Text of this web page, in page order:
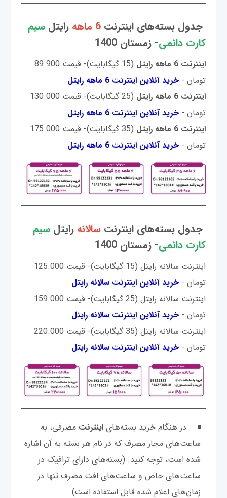
جدول بسته‌های اینترنت6 ماهه رایتلسیم
کارت دائمی- زمستان 1400
اینترنت 6 ماهه رایتل
(15 گیگابایت)- قیمت 89.900
تومان - خرید آنلاین اینترنت 6 ماهه رایتل
اینترنت 6 ماهه رایتل
(25 گیگابایت)- قیمت 130.000
تومان -خرید آنلاین اینترنت 6 ماهه رایتل
اینترنت 6 ماهه رایتل
(35 گیگابایت)- قیمت 175.000
تومان - خرید آنلاین اینترنت 6 ماهه رایتل
جدول بسته‌های اینترنت سالانه رایتلسیم
کارت دائمی- زمستان 1400
اینترنت سالانه رایتل (15 گیگابایت)- قیمت 125.000
تومان - خرید آنلاین اینترنت سالانه رایتل
اینترنت سالانه رایتل (25 گیگابایت)- قیمت 159.000
تومان - خرید آنلاین اینترنت سالانه رایتل
اینترنت سالانه رایتل (35 گیگابایت)- قیمت 220.000
تومان - خرید آنلاین اینترنت سالانه رایتل
در هنگام خرید بسته‌های اینترنت مصرفی، به
ساعت‌های مجاز مصرف که در نام هر بسته به آن اشاره
شده ‌است، توجه کنید. (بسته‌های دارای ترافیک در
ساعت‌های خاص و ساعت‌های افت مصرف تنها در
زمان‌های اعلام شده قابل استفاده است)